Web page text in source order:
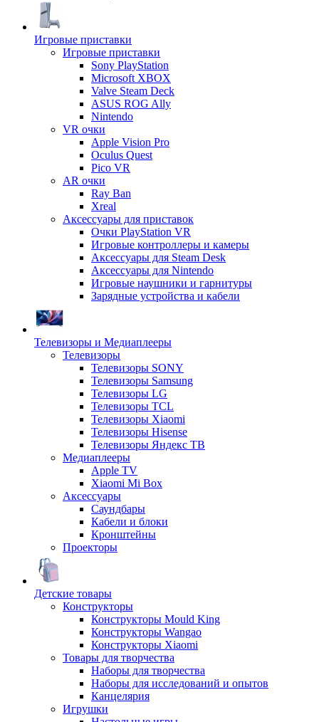
Игровые приставки
Игровые приставки
Sony PlayStation
Microsoft XBOX
Valve Steam Deck
ASUS ROG Ally
Nintendo
VR очки
Apple Vision Pro
Oculus Quest
Pico VR
AR очки
Ray Ban
Xreal
Аксессуары для приставок
Очки PlayStation VR
Игровые контроллеры и камеры
Аксессуары для Steam Desk
Аксессуары для Nintendo
Игровые наушники и гарнитуры
Зарядные устройства и кабели
Телевизоры и Медиаплееры
Телевизоры
Телевизоры SONY
Телевизоры Samsung
Телевизоры LG
Телевизоры TCL
Телевизоры Xiaomi
Телевизоры Hisense
Телевизоры Яндекс ТВ
Медиаплееры
Apple TV
Xiaomi Mi Box
Аксессуары
Саундбары
Кабели и блоки
Кронштейны
Проекторы
Детские товары
Конструкторы
Конструкторы Mould King
Конструкторы Wangao
Конструкторы Xiaomi
Товары для творчества
Наборы для творчества
Наборы для исследований и опытов
Канцелярия
Игрушки